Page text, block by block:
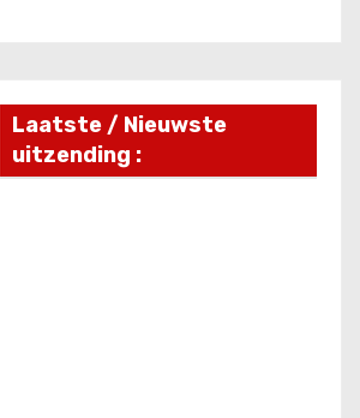
Laatste / Nieuwste
uitzending :